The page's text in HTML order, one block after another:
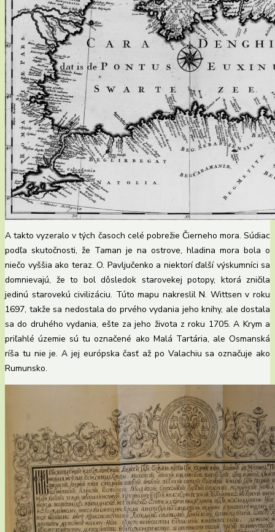
A takto vyzeralo v tých časoch celé pobrežie Čierneho mora. Súdiac
podľa skutočnosti, že Taman je na ostrove, hladina mora bola o
niečo vyššia ako teraz. O. Pavljučenko a niektorí ďalší výskumníci sa
domnievajú, že to bol dôsledok starovekej potopy, ktorá zničila
jedinú starovekú civilizáciu. Túto mapu nakreslil N. Wittsen v roku
1697, takže sa nedostala do prvého vydania jeho knihy, ale dostala
sa do druhého vydania, ešte za jeho života z roku 1705. A Krym a
priľahlé územie sú tu označené ako Malá Tartária, ale Osmanská
ríša tu nie je. A jej európska časť až po Valachiu sa označuje ako
Rumunsko.